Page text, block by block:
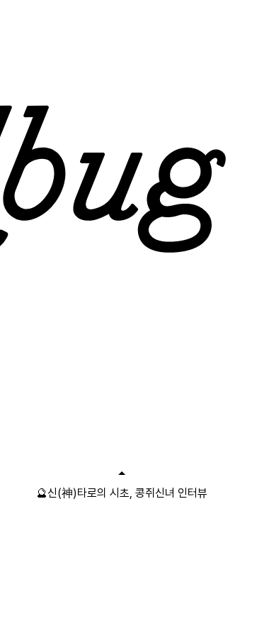
🔮신(神)타로의 시초, 콩쥐신녀 인터뷰